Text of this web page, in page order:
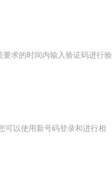
求的时间内输入验证码进行验
可以使用新号码登录和进行相